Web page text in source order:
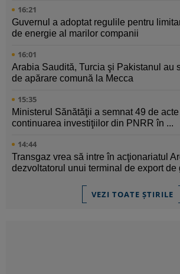
16:21
Guvernul a adoptat regulile pentru
de energie al marilor companii
16:01
Arabia Saudită, Turcia şi Pakistanul au
de apărare comună la Mecca
15:35
Ministerul Sănătăţii a semnat 49 de
continuarea investiţiilor din PNRR în ...
14:44
Transgaz vrea să intre în acţionariatul
dezvoltatorul unui terminal de export de
VEZI TOATE ȘTIRILE